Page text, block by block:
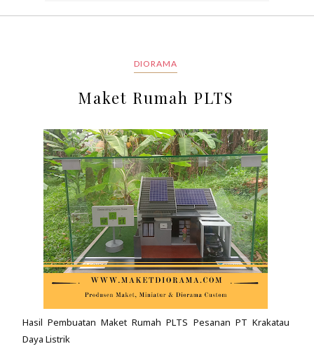
DIORAMA
Maket Rumah PLTS
Hasil Pembuatan Maket Rumah PLTS Pesanan PT Krakatau
Daya Listrik